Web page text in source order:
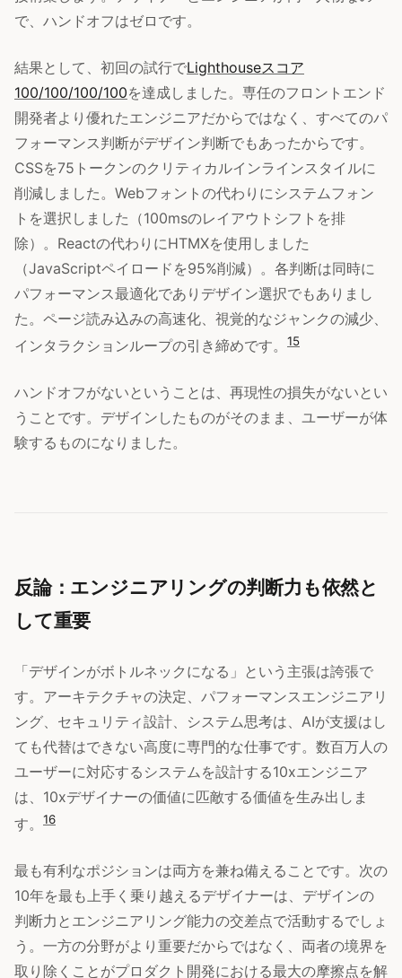
で、ハンドオフはゼロです。
結果として、初回の試行でLighthouseスコア
100/100/100/100を達成しました。専任のフロントエンド
開発者より優れたエンジニアだからではなく、すべてのパ
フォーマンス判断がデザイン判断でもあったからです。
CSSを75トークンのクリティカルインラインスタイルに
削減しました。Webフォントの代わりにシステムフォン
トを選択しました（100msのレイアウトシフトを排
除）。Reactの代わりにHTMXを使用しました
（JavaScriptペイロードを95%削減）。各判断は同時に
パフォーマンス最適化でありデザイン選択でもありまし
た。ページ読み込みの高速化、視覚的なジャンクの減少、
インタラクションループの引き締めです。
15
ハンドオフがないということは、再現性の損失がないとい
うことです。デザインしたものがそのまま、ユーザーが体
験するものになりました。
反論：エンジニアリングの判断力も依然と
して重要
「デザインがボトルネックになる」という主張は誇張で
す。アーキテクチャの決定、パフォーマンスエンジニアリ
ング、セキュリティ設計、システム思考は、AIが支援はし
ても代替はできない高度に専門的な仕事です。数百万人の
ユーザーに対応するシステムを設計する10xエンジニア
は、10xデザイナーの価値に匹敵する価値を生み出しま
す。
16
最も有利なポジションは両方を兼ね備えることです。次の
10年を最も上手く乗り越えるデザイナーは、デザインの
判断力とエンジニアリング能力の交差点で活動するでしょ
う。一方の分野がより重要だからではなく、両者の境界を
取り除くことがプロダクト開発における最大の摩擦点を解